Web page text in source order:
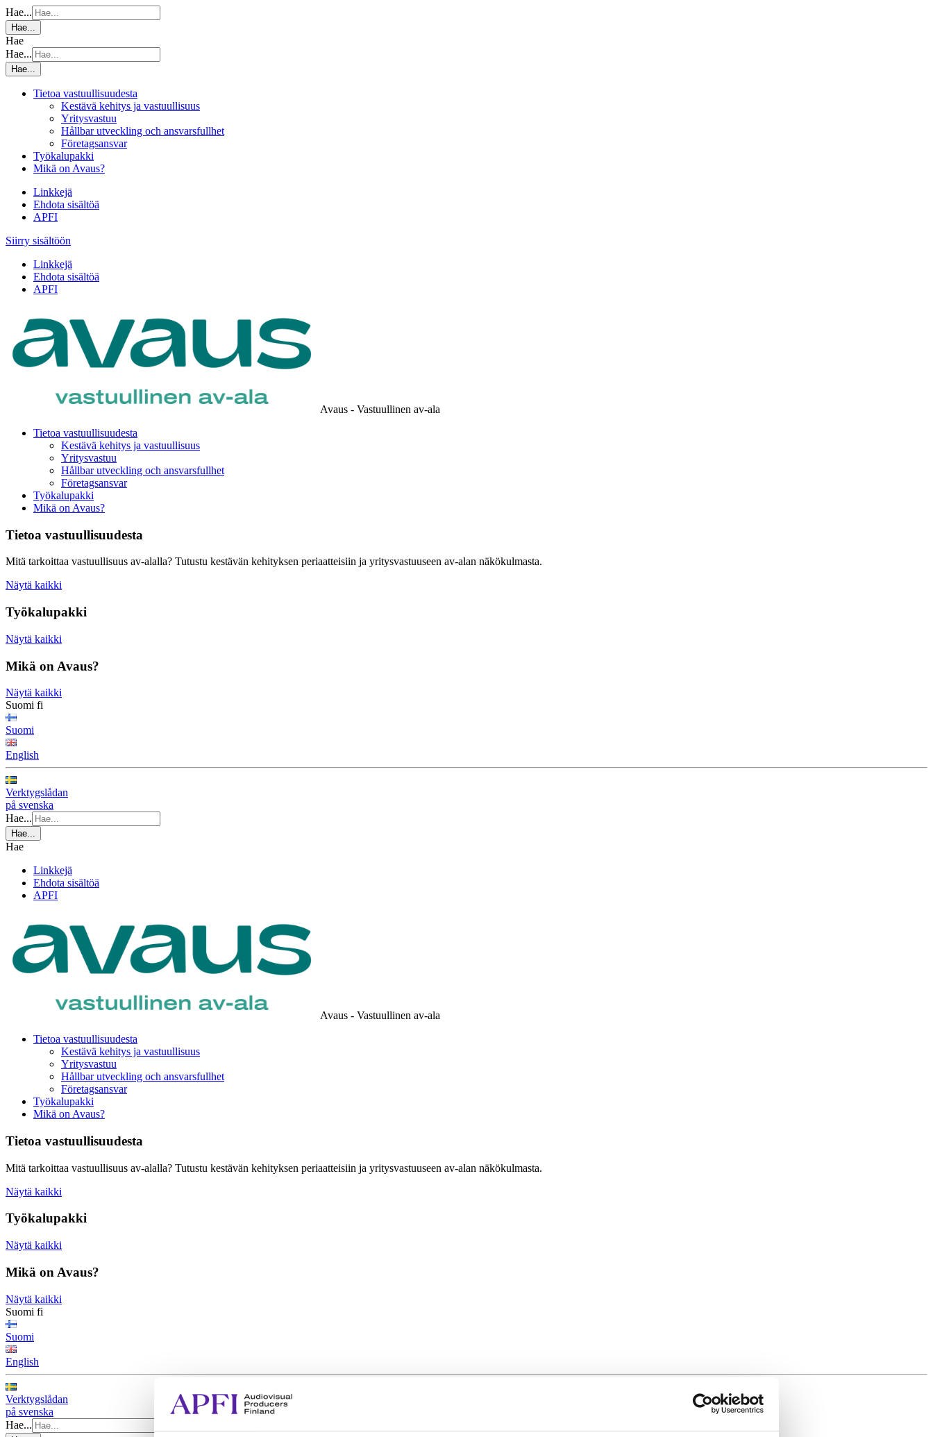
Hae...
Hae...
Hae
Hae...
Hae...
Tietoa vastuullisuudesta
Kestävä kehitys ja vastuullisuus
Yritysvastuu
Hållbar utveckling och ansvarsfullhet
Företagsansvar
Työkalupakki
Mikä on Avaus?
Linkkejä
Ehdota sisältöä
APFI
Siirry sisältöön
Linkkejä
Ehdota sisältöä
APFI
Avaus - Vastuullinen av-ala
Tietoa vastuullisuudesta
Kestävä kehitys ja vastuullisuus
Yritysvastuu
Hållbar utveckling och ansvarsfullhet
Företagsansvar
Työkalupakki
Mikä on Avaus?
Tietoa vastuullisuudesta
Mitä tarkoittaa vastuullisuus av-alalla? Tutustu kestävän kehityksen periaatteisiin ja yritysvastuuseen av-alan näkökulmasta.
Näytä kaikki
Työkalupakki
Näytä kaikki
Mikä on Avaus?
Näytä kaikki
Suomi fi
Suomi
English
Verktygslådan
på svenska
Hae...
Hae...
Hae
Linkkejä
Ehdota sisältöä
APFI
Avaus - Vastuullinen av-ala
Tietoa vastuullisuudesta
Kestävä kehitys ja vastuullisuus
Yritysvastuu
Hållbar utveckling och ansvarsfullhet
Företagsansvar
Työkalupakki
Mikä on Avaus?
Tietoa vastuullisuudesta
Mitä tarkoittaa vastuullisuus av-alalla? Tutustu kestävän kehityksen periaatteisiin ja yritysvastuuseen av-alan näkökulmasta.
Näytä kaikki
Työkalupakki
Näytä kaikki
Mikä on Avaus?
Näytä kaikki
Suomi fi
Suomi
English
Verktygslådan
på svenska
Hae...